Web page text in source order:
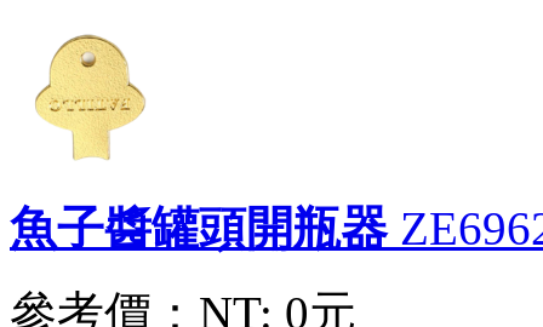
魚子醬罐頭開瓶器
參考價： NT: 0元